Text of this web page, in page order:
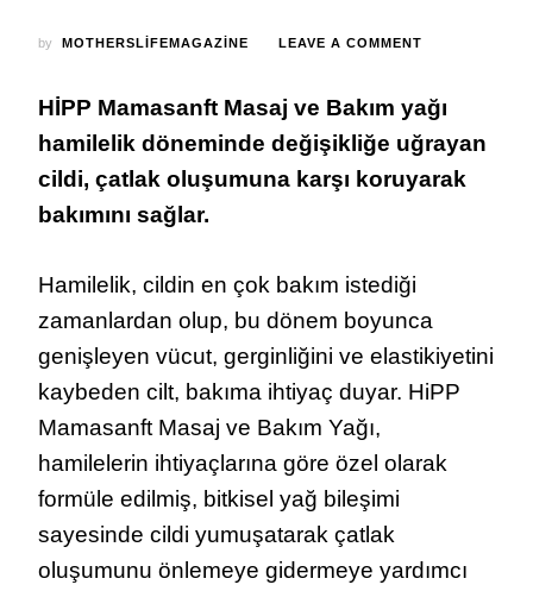
by MOTHERSLIFEMAGAZINE LEAVE A COMMENT
HASSAS
HİPP Mamasanft Masaj ve Bakım yağı
hamilelik döneminde değişikliğe uğrayan
cildi, çatlak oluşumuna karşı koruyarak
bakımını sağlar.
Hamilelik, cildin en çok bakım istediği
zamanlardan olup, bu dönem boyunca
genişleyen vücut, gerginliğini ve elastikiyetini
kaybeden cilt, bakıma ihtiyaç duyar. HiPP
Mamasanft Masaj ve Bakım Yağı,
hamilelerin ihtiyaçlarına göre özel olarak
formüle edilmiş, bitkisel yağ bileşimi
sayesinde cildi yumuşatarak çatlak
oluşumunu önlemeye gidermeye yardımcı